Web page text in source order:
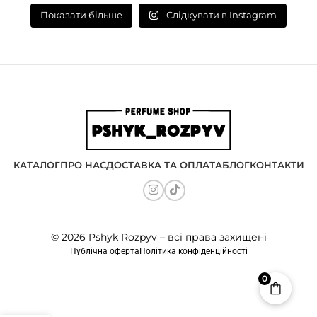
Показати більше Слідкувати в Instagram
КАТАЛОГПРО НАСДОСТАВКА ТА ОПЛАТАБЛОГКОНТАКТИ
© 2026 Pshyk Rozpyv – всі права захищені
Публічна офертаПолітика конфіденційності
0